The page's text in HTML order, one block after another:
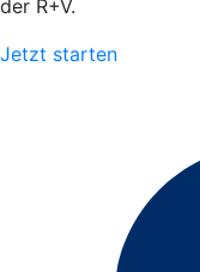
der R+V.
Jetzt starten